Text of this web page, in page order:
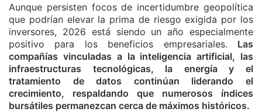
Aunque persisten focos de incertidumbre geopolítica
que podrían elevar la prima de riesgo exigida por los
inversores, 2026 está siendo un año especialmente
positivo para los beneficios empresariales. Las
compañías vinculadas a la inteligencia artificial, las
infraestructuras tecnológicas, la energía y el
tratamiento de datos continúan liderando el
crecimiento, respaldando que numerosos índices
bursátiles permanezcan cerca de máximos históricos.